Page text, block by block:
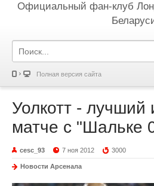
Официальный фан-клуб
Полная версия сайта
Уолкотт - лучший
матче с "Шальке
cesc_93 7 ноя 2012 3000
Новости Арсенала